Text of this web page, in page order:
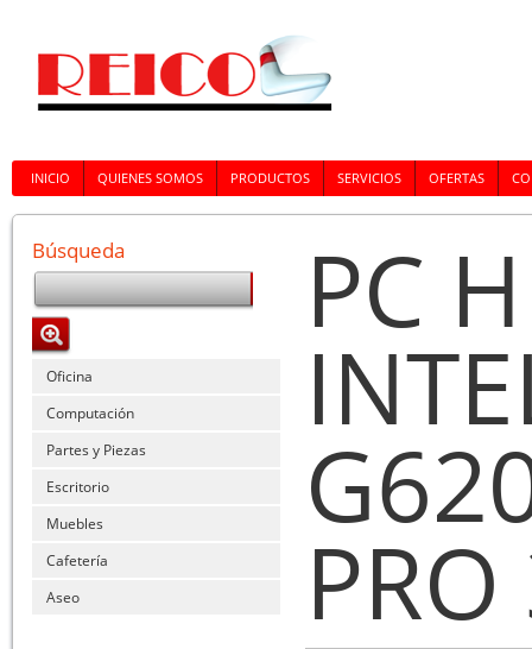
INICIO QUIENES SOMOS PRODUCTOS SERVICIOS OFERTAS
Búsqueda
Oficina
Computación
Partes y Piezas
Escritorio
Muebles
Cafetería
Aseo
PC